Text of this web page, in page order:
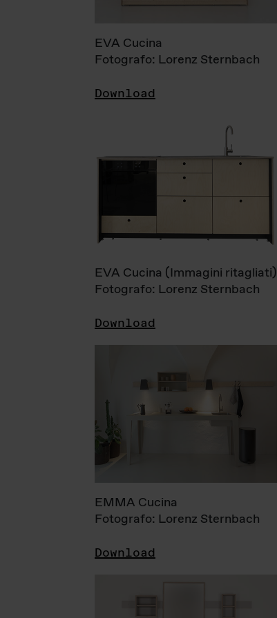
EVA Cucina
Fotografo: Lorenz Sternbach
Download
EVA Cucina (Immagini ritagliati)
Fotografo: Lorenz Sternbach
Download
EMMA Cucina
Fotografo: Lorenz Sternbach
Download